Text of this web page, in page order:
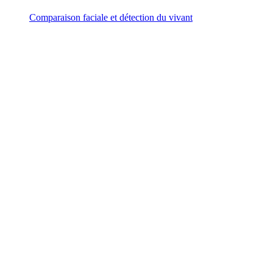
Comparaison faciale et détection du vivant